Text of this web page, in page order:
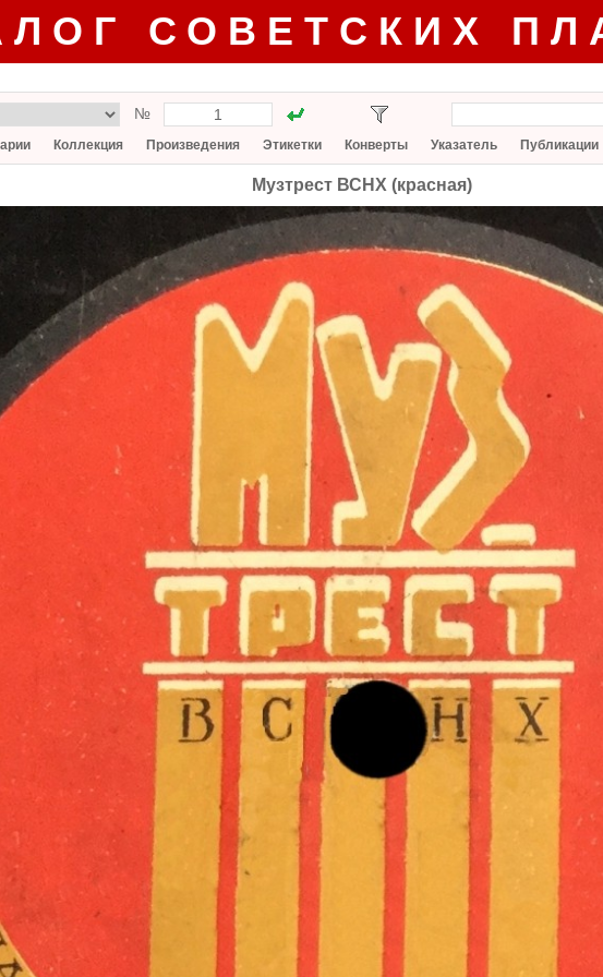
СОВЕТСКИХ
№
Коллекция Произведения Этикетки Конверты Указатель Публикации
Музтрест ВСНХ (красная)